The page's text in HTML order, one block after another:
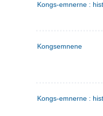
Kongs-emnerne :
Kongsemnene
Kongs-emnerne :